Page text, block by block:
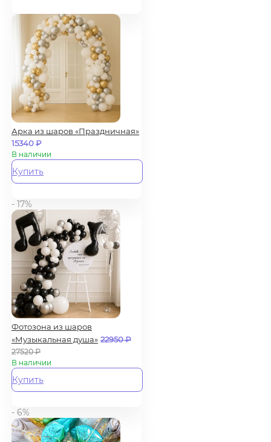
Арка из шаров «Праздничная»
15340₽
В наличии
Купить
- 17%
Фотозона из шаров
«Музыкальная душа» 22950₽
27520₽
В наличии
Купить
- 6%